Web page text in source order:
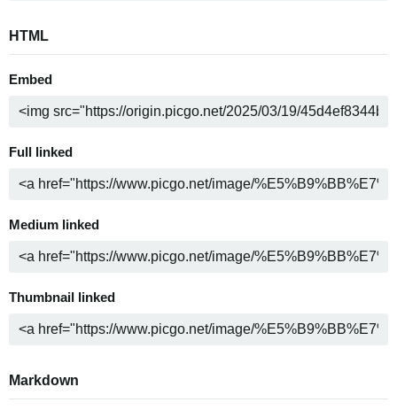
HTML
Embed
Full linked
Medium linked
Thumbnail linked
Markdown